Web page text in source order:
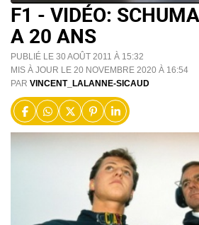
F1 - VIDÉO:
A 20 ANS
PUBLIÉ LE 30 AOÛT 2011 À 15:32
MIS À JOUR LE 20 NOVEMBRE 2020 À 16:54
PAR VINCENT_LALANNE-SICAUD